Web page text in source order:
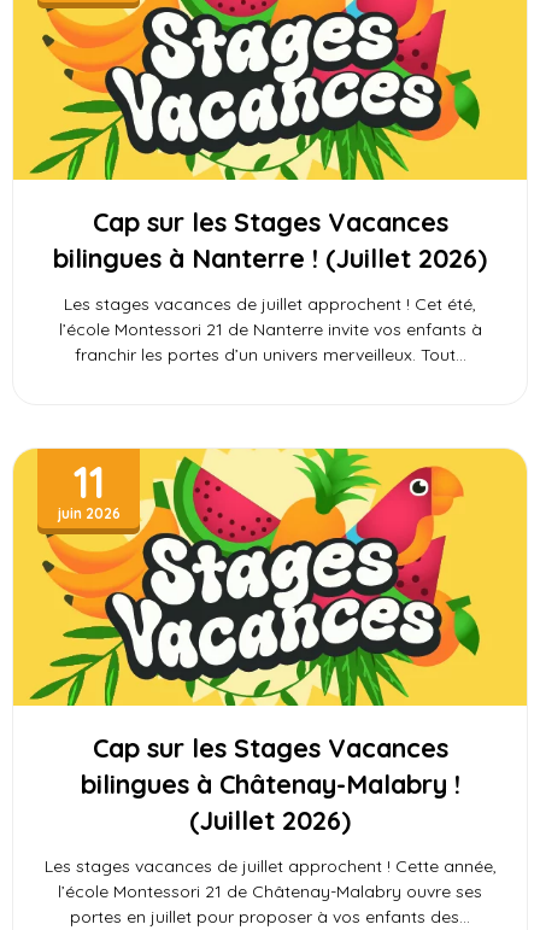
Cap sur les Stages Vacances
bilingues à Nanterre ! (Juillet 2026)
Les stages vacances de juillet approchent ! Cet été,
l’école Montessori 21 de Nanterre invite vos enfants à
franchir les portes d’un univers merveilleux. Tout
Cap sur les Stages Vacances
bilingues à Châtenay-Malabry !
(Juillet 2026)
11
juin 2026
Les stages vacances de juillet approchent ! Cette année,
l’école Montessori 21 de Châtenay-Malabry ouvre ses
portes en juillet pour proposer à vos enfants des